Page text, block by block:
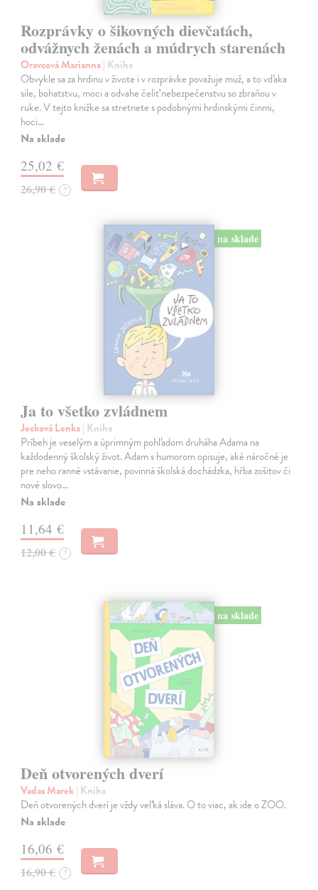
Rozprávky o šikovných dievčatách,
odvážnych ženách a múdrych starenách
Oravcová Marianna| Kniha
Obvykle sa za hrdinu v živote i v rozprávke považuje muž, a to vďaka
sile, bohatstvu, moci a odvahe čeliť nebezpečenstvu so zbraňou v
ruke. V tejto knižke sa stretnete s podobnými hrdinskými činmi,
hoci…
Na sklade
25,02 €
26,90 € ?
na sklade
Ja to všetko zvládnem
Jecková Lenka| Kniha
Príbeh je veselým a úprimným pohľadom druháha Adama na
každodenný školský život. Adam s humorom opisuje, aké náročné je
pre neho ranné vstávanie, povinná školská dochádzka, hŕba zošitov či
nové slovo…
Na sklade
11,64 €
12,00 € ?
na sklade
Deň otvorených dverí
Vadas Marek| Kniha
Deň otvorených dverí je vždy veľká sláva. O to viac, ak ide o ZOO.
Na sklade
16,06 €
16,90 € ?